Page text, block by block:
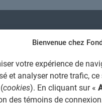
Bienvenue chez
votre expérience de
et analyser notre trafic,
cookies). En cliquant sur «
des témoins de
JURIDIQUE GÉNÉRAL
DES
DE TRAITEMENT
DES CONFLITS